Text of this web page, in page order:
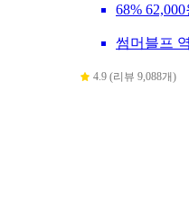
68% 62,000
썸머블프
4.9 (리뷰 9,088개)